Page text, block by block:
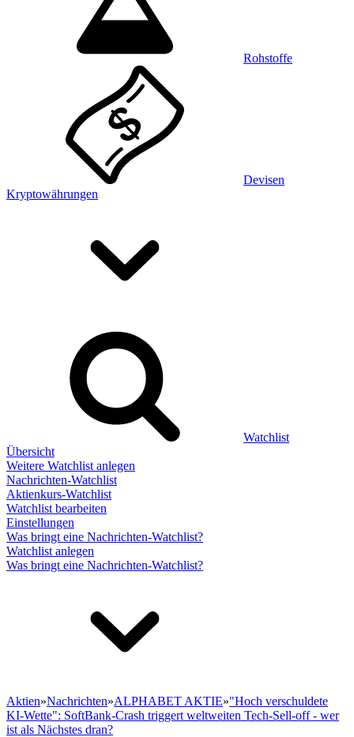
Rohstoffe
Devisen
Kryptowährungen
Watchlist
Übersicht
Weitere Watchlist anlegen
Nachrichten-Watchlist
Aktienkurs-Watchlist
Watchlist bearbeiten
Einstellungen
Was bringt eine Nachrichten-Watchlist?
Watchlist anlegen
Was bringt eine Nachrichten-Watchlist?
Aktien»Nachrichten»ALPHABET AKTIE»"Hoch verschuldete
KI-Wette": SoftBank-Crash triggert weltweiten Tech-Sell-off - wer
ist als Nächstes dran?